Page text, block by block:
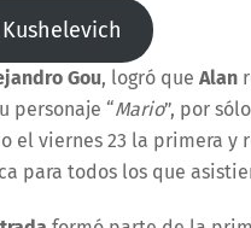
Gou, logró queAlan
personaje “Mario”, por
el viernes 23 la primera y
para todos los que